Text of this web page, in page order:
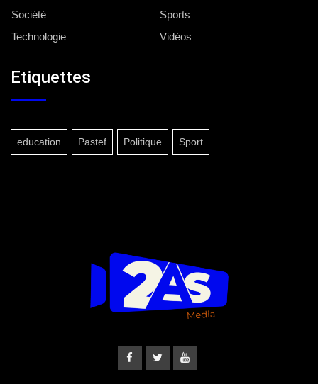
Société
Sports
Technologie
Vidéos
Etiquettes
education Pastef Politique Sport